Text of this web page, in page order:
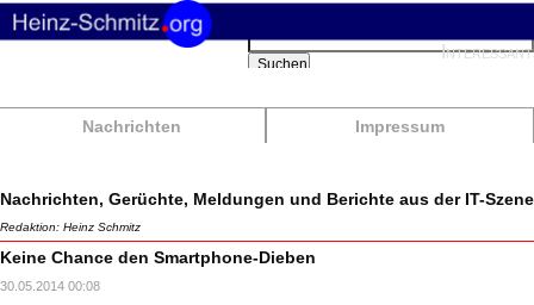
Nachrichten Impressum
Suchbegriffe
Suchen
Nachrichten, Gerüchte, Meldungen und Berichte aus der IT-Szene
Redaktion: Heinz Schmitz
Keine Chance den Smartphone-Dieben
30.05.2014 00:08